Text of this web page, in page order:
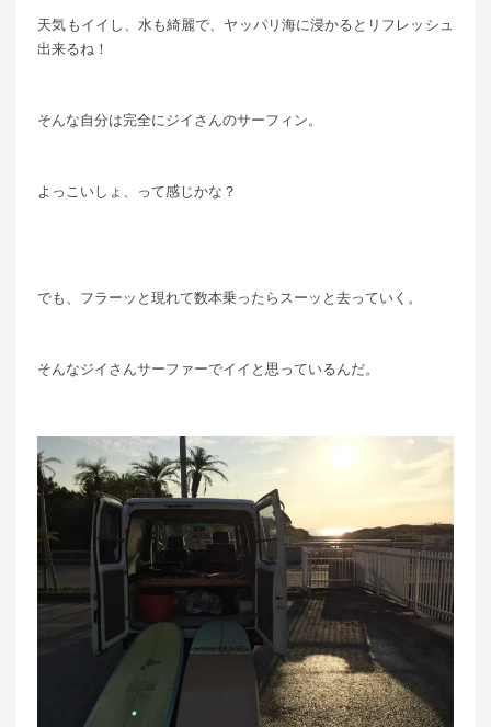
天気もイイし、水も綺麗で、ヤッパリ海に浸かるとリフレッシュ
出来るね！
そんな自分は完全にジイさんのサーフィン。
よっこいしょ、って感じかな？
でも、フラーッと現れて数本乗ったらスーッと去っていく。
そんなジイさんサーファーでイイと思っているんだ。